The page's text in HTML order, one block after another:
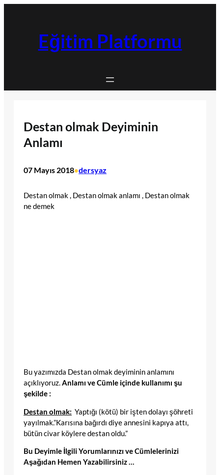
Eğitim Platformu
Destan olmak Deyiminin
Anlamı
07 Mayıs 2018•dersyaz
Destan olmak , Destan olmak anlamı , Destan olmak
ne demek
Bu yazımızda Destan olmak deyiminin anlamını
açıklıyoruz.Anlamı ve Cümle içinde kullanımı şu
şekilde :
Destan olmak: Yaptığı (kötü) bir işten dolayı şöhreti
yayılmak.”Karısına bağırdı diye annesini kapıya attı,
bütün civar köylere destan oldu.”
Bu Deyimle İlgili Yorumlarınızı ve Cümlelerinizi
Aşağıdan Hemen Yazabilirsiniz …